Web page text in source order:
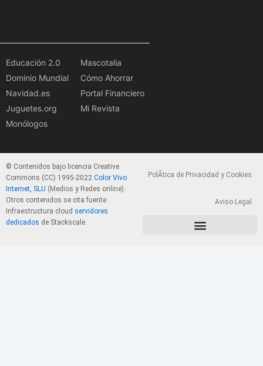
Educación 2.0
Dominio Mundial
Navidad.es
Juguetes.org
Monólogos
Mascotalia
Cómo Ahorrar
Portal Financiero
Mi Revista
© Contenidos bajo licencia Creative
Commons (CC) 1995-2022 Color Vivo
Internet, SLU (Medios y Redes online).
Otros contenidos se cita fuente.
Infraestructura cloud servidores
dedicados de Stackscale.
PolÃ­tica de Privacidad y Cookies
Aviso Legal